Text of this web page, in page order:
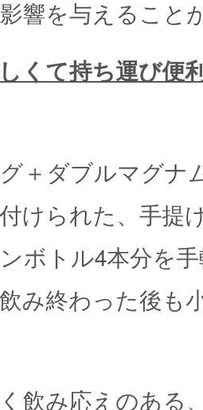
響を与えること
くて持ち運び便
＋ダブルマグナ
けられた、手提
ボトル4本分を
み終わった後も
飲み応えのある